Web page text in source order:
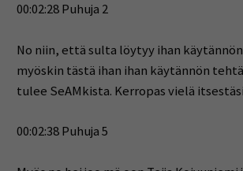
00:02:28 Puhuja 2
No niin, että sulta löytyy ihan
myöskin tästä ihan ihan käytännön
tulee SeAMkista. Kerropas vielä
00:02:38 Puhuja 5